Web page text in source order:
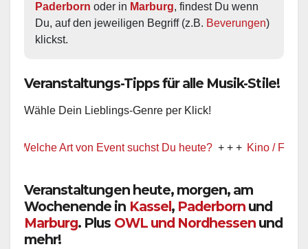
Paderborn oder in Marburg, findest Du wenn
Du, auf den jeweiligen Begriff (z.B. Beverungen)
klickst.
Veranstaltungs-Tipps für alle Musik-Stile!
Wähle Dein Lieblings-Genre per Klick!
Art von Event suchst Du heute? + + + Kino / Film + + +
Veranstaltungen heute, morgen, am
Wochenende in Kassel, Paderborn und
Marburg. Plus OWL und Nordhessen und
mehr!